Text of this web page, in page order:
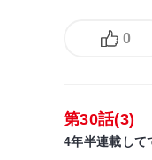
0
第30話(3)
4年半連載して